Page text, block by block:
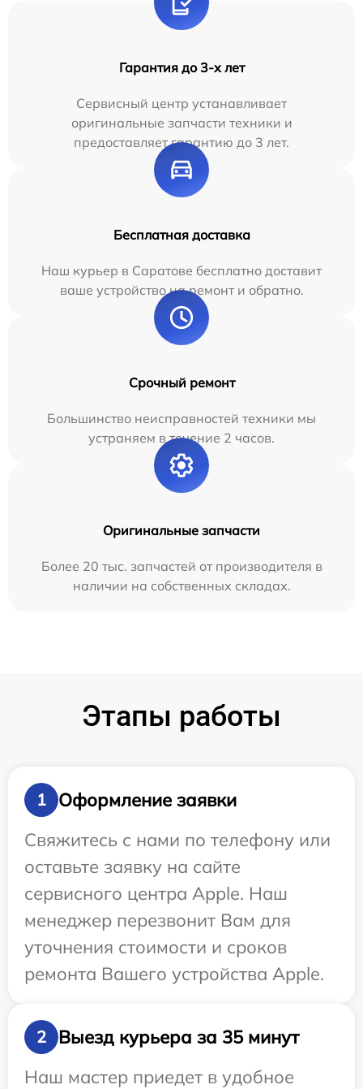
Гарантия до 3-х лет
Сервисный центр устанавливает
оригинальные запчасти техники и
предоставляет гарантию до 3 лет.
Бесплатная доставка
Наш курьер в Саратове бесплатно доставит
ваше устройство на ремонт и обратно.
Срочный ремонт
Большинство неисправностей техники мы
устраняем в течение 2 часов.
Оригинальные запчасти
Более 20 тыс. запчастей от производителя в
наличии на собственных складах.
Этапы работы
1
Оформление заявки
Свяжитесь с нами по телефону или
оставьте заявку на сайте
сервисного центра Apple. Наш
менеджер перезвонит Вам для
уточнения стоимости и сроков
ремонта Вашего устройства Apple.
2
Выезд курьера за 35 минут
Наш мастер приедет в удобное